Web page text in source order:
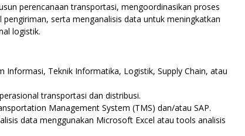
perencanaan transportasi, mengoordinasikan proses
serta menganalisis data untuk meningkatkan
logistik.
Informasi, Teknik Informatika, Logistik, Supply Chain, atau
transportasi dan distribusi.
Management System (TMS) dan/atau SAP.
data menggunakan Microsoft Excel atau tools analisis